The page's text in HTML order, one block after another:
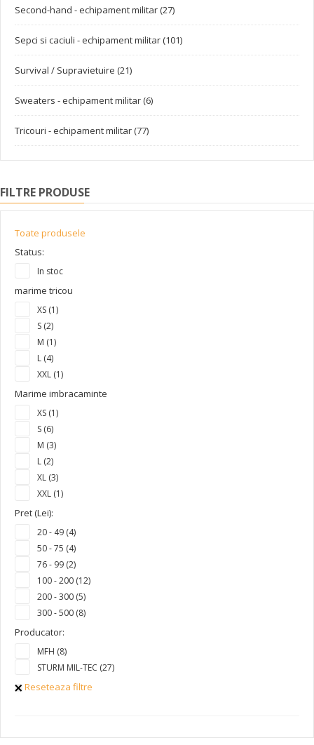
Second-hand - echipament militar (27)
Sepci si caciuli - echipament militar (101)
Survival / Supravietuire (21)
Sweaters - echipament militar (6)
Tricouri - echipament militar (77)
FILTRE PRODUSE
Toate produsele
Status:
In stoc
marime tricou
XS (1)
S (2)
M (1)
L (4)
XXL (1)
Marime imbracaminte
XS (1)
S (6)
M (3)
L (2)
XL (3)
XXL (1)
Pret (Lei):
20 - 49 (4)
50 - 75 (4)
76 - 99 (2)
100 - 200 (12)
200 - 300 (5)
300 - 500 (8)
Producator:
MFH (8)
STURM MIL-TEC (27)
Reseteaza filtre